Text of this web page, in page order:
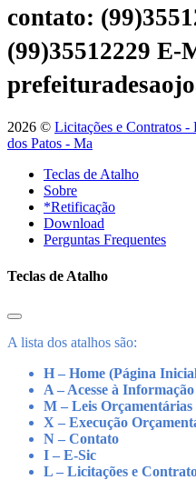
contato:
(99)35512229 E-
2026 © Licitações e Contratos -
dos Patos - Ma
Teclas de Atalho
Sobre
*Retificação
Download
Perguntas Frequentes
Teclas de Atalho
A lista dos atalhos são:
H – Home (Página
A – Acesse à Informação
M – Leis Orçamentárias
X – Execução
N – Contato
I – E-Sic
L – Licitações e